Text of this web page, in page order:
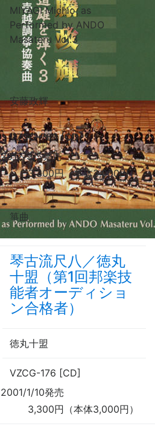
MIYAGI Michio, as
Performed by ANDO
Masateru Vol.3
安藤政輝
VZCG-768 [CD]
2012/9/5発売
3,300円（本体3,000円）
箏曲
琴古流尺八／徳丸
十盟（第1回邦楽技
能者オーディショ
ン合格者）
徳丸十盟
VZCG-176 [CD]
2001/1/10発売
3,300円（本体3,000円）